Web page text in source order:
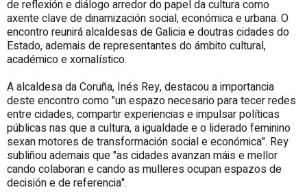
de reflexión e diálogo arredor do papel da cultura como
axente clave de dinamización social, económica e urbana. O
encontro reunirá alcaldesas de Galicia e doutras cidades do
Estado, ademais de representantes do ámbito cultural,
académico e xornalístico.
A alcaldesa da Coruña, Inés Rey, destacou a importancia
deste encontro como "un espazo necesario para tecer redes
entre cidades, compartir experiencias e impulsar políticas
públicas nas que a cultura, a igualdade e o liderado feminino
sexan motores de transformación social e económica". Rey
subliñou ademais que "as cidades avanzan máis e mellor
cando colaboran e cando as mulleres ocupan espazos de
decisión e de referencia".